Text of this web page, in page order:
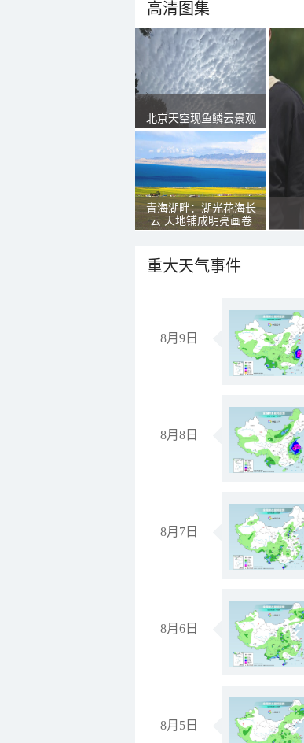
高清图集
北京天空现鱼鳞云景观
青海湖畔：湖光花海长
云 天地铺成明亮画卷
重大天气事件
8月9日
8月8日
8月7日
8月6日
8月5日